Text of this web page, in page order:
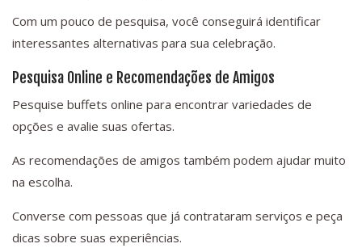
Com um pouco de pesquisa, você conseguirá identificar
interessantes alternativas para sua celebração.
Pesquisa Online e Recomendações de Amigos
Pesquise buffets online para encontrar variedades de
opções e avalie suas ofertas.
As recomendações de amigos também podem ajudar muito
na escolha.
Converse com pessoas que já contrataram serviços e peça
dicas sobre suas experiências.